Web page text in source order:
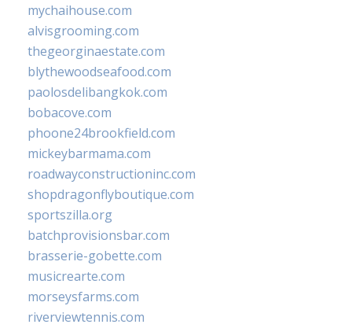
mychaihouse.com
alvisgrooming.com
thegeorginaestate.com
blythewoodseafood.com
paolosdelibangkok.com
bobacove.com
phoone24brookfield.com
mickeybarmama.com
roadwayconstructioninc.com
shopdragonflyboutique.com
sportszilla.org
batchprovisionsbar.com
brasserie-gobette.com
musicrearte.com
morseysfarms.com
riverviewtennis.com